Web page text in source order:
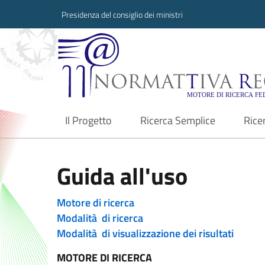
Presidenza del consiglio dei ministri
Normattiva
Il Progetto
current Ricerca Semplice
Guida all'uso
Motore di ricerca
Modalità di ricerca
Modalità di visualizzazione dei risultati
MOTORE DI RICERCA